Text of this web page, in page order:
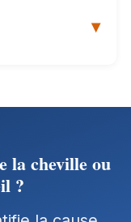
▾
la cheville ou
?